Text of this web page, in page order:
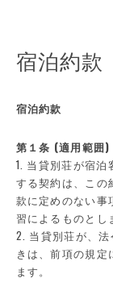
宿泊約款
宿泊約款
第１条 (適用範囲)
1. 当貸別荘が宿
する契約は、この
款に定めのない事
習によるものとし
2. 当貸別荘が、
きは、前項の規
ます。